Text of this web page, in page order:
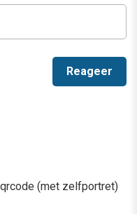
(met zelfportret)